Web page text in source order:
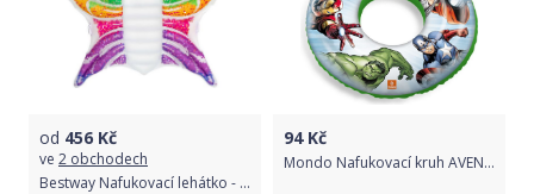
od 456 Kč
ve 2 obchodech
Bestway Nafukovací lehátko - duhový motýl, 294x193 cm
94Kč
Mondo Nafukovací kruh AVENGERS 50 cm